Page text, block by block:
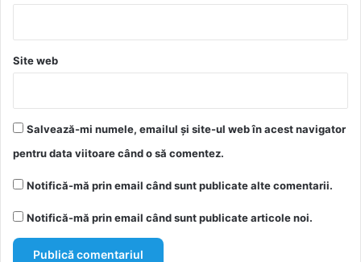
Site web
Salvează-mi numele, emailul și site-ul web în acest navigator
pentru data viitoare când o să comentez.
Notifică-mă prin email când sunt publicate alte comentarii.
Notifică-mă prin email când sunt publicate articole noi.